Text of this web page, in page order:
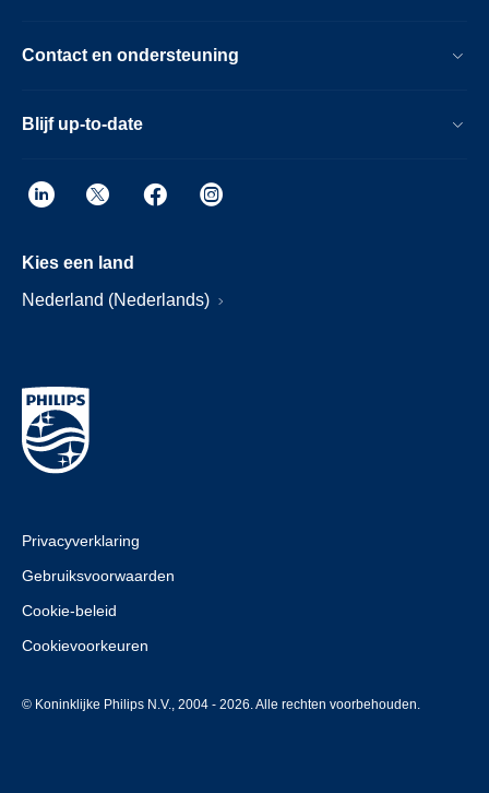
Contact en ondersteuning
Blijf up-to-date
Kies een land
Nederland (Nederlands)
Privacyverklaring
Gebruiksvoorwaarden
Cookie-beleid
Cookievoorkeuren
© Koninklijke Philips N.V., 2004 - 2026. Alle rechten voorbehouden.